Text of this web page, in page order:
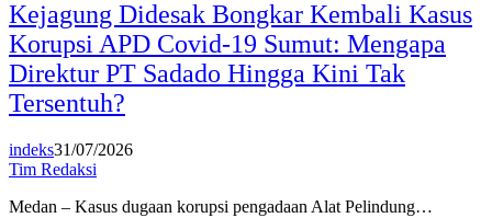
Kejagung Didesak Bongkar Kembali Kasus
Korupsi APD Covid-19 Sumut: Mengapa
Direktur PT Sadado Hingga Kini Tak
Tersentuh?
indeks31/07/2026
Tim Redaksi
Medan – Kasus dugaan korupsi pengadaan Alat Pelindung…